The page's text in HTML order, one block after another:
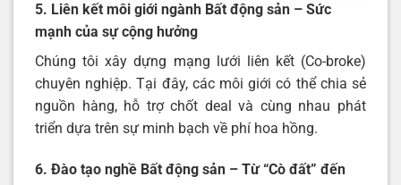
5. Liên kết môi giới ngành Bất động sản – Sức
mạnh của sự cộng hưởng
Chúng tôi xây dựng mạng lưới liên kết (Co-broke)
chuyên nghiệp. Tại đây, các môi giới có thể chia sẻ
nguồn hàng, hỗ trợ chốt deal và cùng nhau phát
triển dựa trên sự minh bạch về phí hoa hồng.
6. Đào tạo nghề Bất động sản – Từ “Cò đất” đến